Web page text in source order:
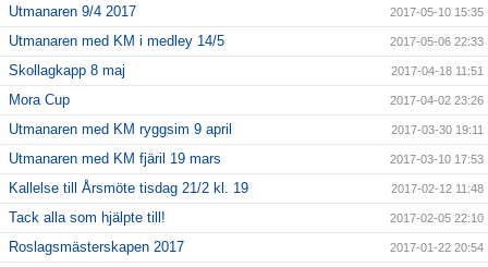
Utmanaren 9/4 2017 2017-05-10 15:35
Utmanaren med KM i medley 14/5 2017-05-06 22:33
Skollagkapp 8 maj 2017-04-18 11:51
Mora Cup 2017-04-02 23:26
Utmanaren med KM ryggsim 9 april 2017-03-30 19:11
Utmanaren med KM fjäril 19 mars 2017-03-10 17:53
Kallelse till Årsmöte tisdag 21/2 kl. 19 2017-02-12 11:48
Tack alla som hjälpte till! 2017-02-05 22:10
Roslagsmästerskapen 2017 2017-01-22 20:54